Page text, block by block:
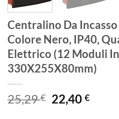
Centralino Da
Colore Nero, IP40,
Elettrico (12 Moduli
330X255X80mm)
25,29€ Il
prezzo
22,40€Il